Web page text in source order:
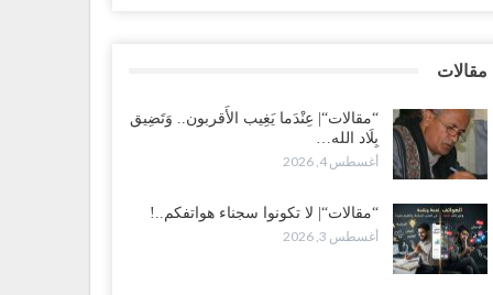
وغياب الغاز يفاقمان مأساة الأهالي بعدن.. مدينة تغرق
3, 2026
لا تكونوا سجناء هواتفكم..!
مقالات
“مقالات“| عِنْدَما يَغِيب الأَقربون.. وَتَضِيق
بِلَاد الله…
أغسطس 4, 2026
“مقالات“| لا تكونوا سجناء هواتفكم..!
أغسطس 3, 2026